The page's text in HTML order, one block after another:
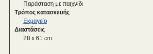
Παράσταση με παιχνίδι
Τρόπος κατασκευής
Εκμαγείο
Διαστάσεις
28 x 61 cm